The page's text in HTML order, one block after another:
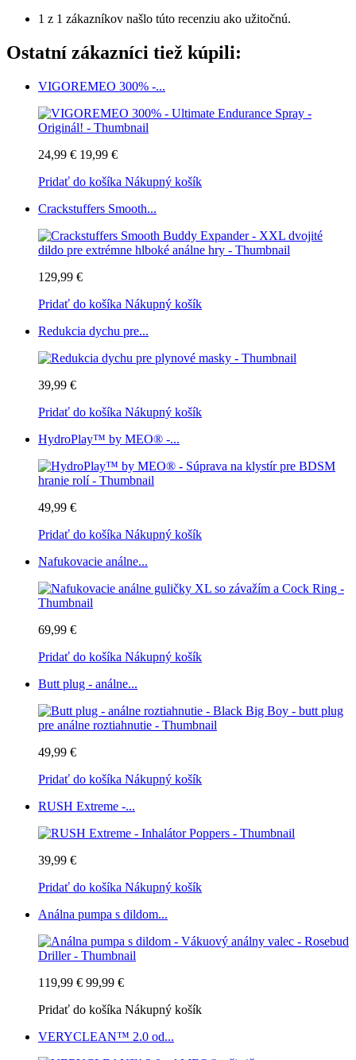
1 z 1 zákazníkov našlo túto recenziu ako užitočnú.
Ostatní zákazníci tiež kúpili:
VIGOREMEO 300% -...
24,99 € 19,99 €
Pridať do košíka Nákupný košík
Crackstuffers Smooth...
129,99 €
Pridať do košíka Nákupný košík
Redukcia dychu pre...
39,99 €
Pridať do košíka Nákupný košík
HydroPlay™ by MEO® -...
49,99 €
Pridať do košíka Nákupný košík
Nafukovacie análne...
69,99 €
Pridať do košíka Nákupný košík
Butt plug - análne...
49,99 €
Pridať do košíka Nákupný košík
RUSH Extreme -...
39,99 €
Pridať do košíka Nákupný košík
Análna pumpa s dildom...
119,99 € 99,99 €
Pridať do košíka Nákupný košík
VERYCLEAN™ 2.0 od...